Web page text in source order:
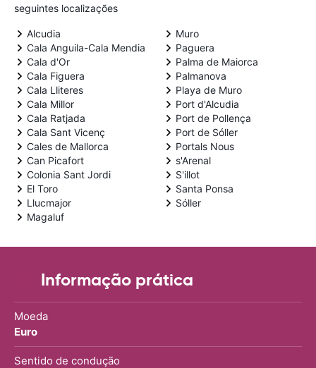
seguintes localizações
Alcudia
Cala Anguila-Cala Mendia
Cala d'Or
Cala Figuera
Cala Lliteres
Cala Millor
Cala Ratjada
Cala Sant Vicenç
Cales de Mallorca
Can Picafort
Colonia Sant Jordi
El Toro
Llucmajor
Magaluf
Muro
Paguera
Palma de Maiorca
Palmanova
Playa de Muro
Port d'Alcudia
Port de Pollença
Port de Sóller
Portals Nous
s'Arenal
S'illot
Santa Ponsa
Sóller
Informação prática
Moeda
Euro
Sentido de condução